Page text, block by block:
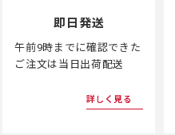
即日発送
午前9時までに確認できた
ご注文は当日出荷配送
詳しく見る